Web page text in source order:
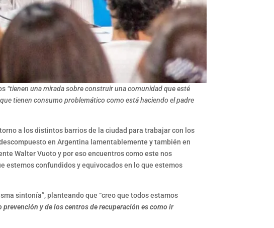
“tienen una mirada sobre construir una comunidad que esté
tienen consumo problemático como está haciendo el padre
a los distintos barrios de la ciudad para trabajar con los
en Argentina lamentablemente y también en
Walter Vuoto y por eso encuentros como este nos
estemos confundidos y equivocados en lo que estemos
sintonía”, planteando que “creo que todos estamos
prevención y de los centros de recuperación es como ir